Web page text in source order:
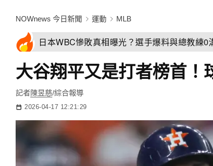
NOWnews 今日新聞 運動 MLB
日本WBC慘敗真相曝光？選手爆料與總教練
大谷翔平又是打者榜首
記者陳昱慈/綜合報導
2026-04-17 12:21:29